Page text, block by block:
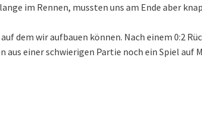
im Rennen, mussten uns am Ende aber
dem wir aufbauen können. Nach einem 0:2
einer schwierigen Partie noch ein Spiel auf